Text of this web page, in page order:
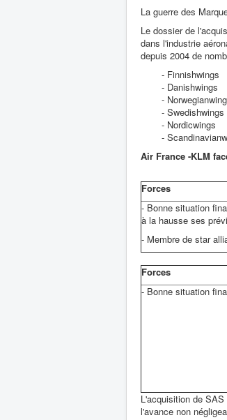
La guerre des
Le dossier de
dans l'industrie
depuis 2004 de
- Finnishwings
- Danishwings
-
- Swedishwings
- Nordicwings
-
Air France -KLM
Forces
- Bonne situation
à la hausse ses
- Membre de star
Forces
- Bonne situation
L'acquisition de
l'avance non